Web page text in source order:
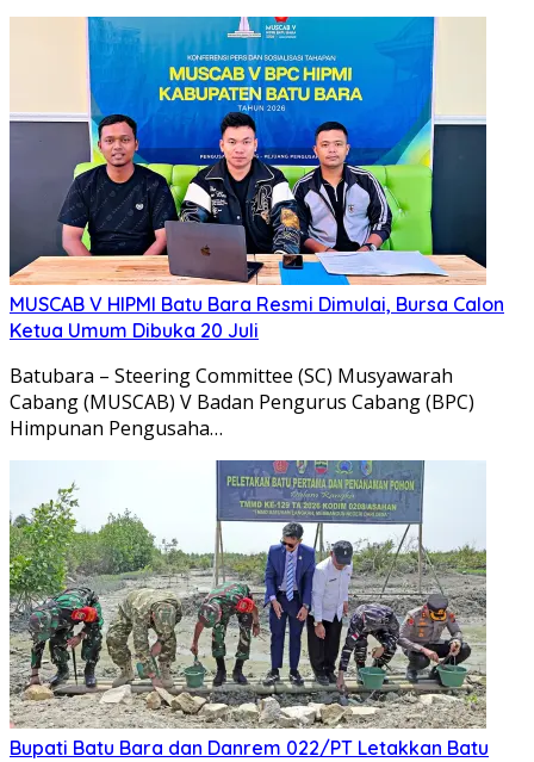
MUSCAB V HIPMI Batu Bara Resmi Dimulai, Bursa Calon
Ketua Umum Dibuka 20 Juli
Batubara – Steering Committee (SC) Musyawarah
Cabang (MUSCAB) V Badan Pengurus Cabang (BPC)
Himpunan Pengusaha…
Bupati Batu Bara dan Danrem 022/PT Letakkan Batu